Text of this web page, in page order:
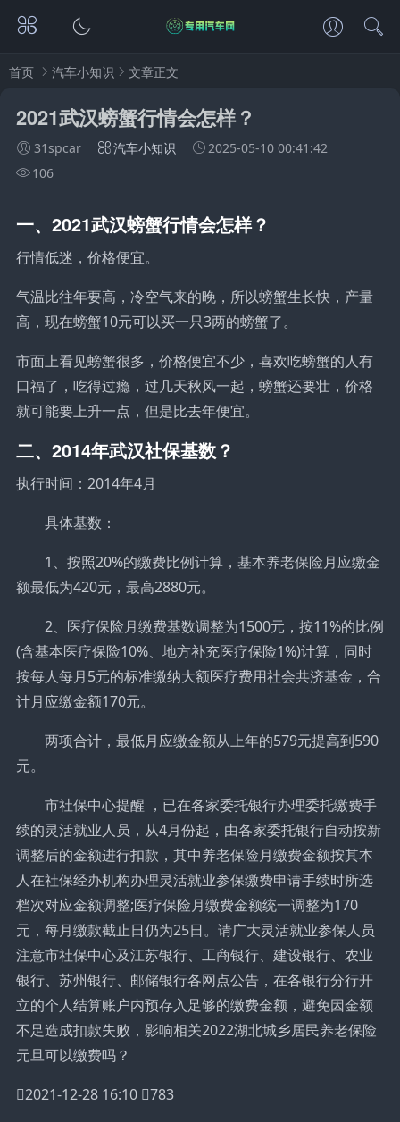
首页 汽车小知识 文章正文
2021武汉螃蟹行情会怎样？
31spcar 汽车小知识
2025-05-10 00:41:42
106
一、2021武汉螃蟹行情会怎样？
行情低迷，价格便宜。
气温比往年要高，冷空气来的晚，所以螃蟹生长快，产量
高，现在螃蟹10元可以买一只3两的螃蟹了。
市面上看见螃蟹很多，价格便宜不少，喜欢吃螃蟹的人有
口福了，吃得过瘾，过几天秋风一起，螃蟹还要壮，价格
就可能要上升一点，但是比去年便宜。
二、2014年武汉社保基数？
执行时间：2014年4月
具体基数：
1、按照20%的缴费比例计算，基本养老保险月应缴金
额最低为420元，最高2880元。
2、医疗保险月缴费基数调整为1500元，按11%的比例
(含基本医疗保险10%、地方补充医疗保险1%)计算，同时
按每人每月5元的标准缴纳大额医疗费用社会共济基金，合
计月应缴金额170元。
两项合计，最低月应缴金额从上年的579元提高到590
元。
市社保中心提醒 ，已在各家委托银行办理委托缴费手
续的灵活就业人员，从4月份起，由各家委托银行自动按新
调整后的金额进行扣款，其中养老保险月缴费金额按其本
人在社保经办机构办理灵活就业参保缴费申请手续时所选
档次对应金额调整;医疗保险月缴费金额统一调整为170
元，每月缴款截止日仍为25日。请广大灵活就业参保人员
注意市社保中心及江苏银行、工商银行、建设银行、农业
银行、苏州银行、邮储银行各网点公告，在各银行分行开
立的个人结算账户内预存入足够的缴费金额，避免因金额
不足造成扣款失败，影响相关2022湖北城乡居民养老保险
元旦可以缴费吗？
2021-12-28 16:10 783